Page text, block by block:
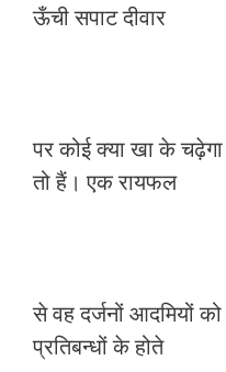
ऊँची सपाट दीवार
पर कोई क्या खा के
तो हैं। एक रायफल
से वह दर्जनों आदमियों
प्रतिबन्धों के होते